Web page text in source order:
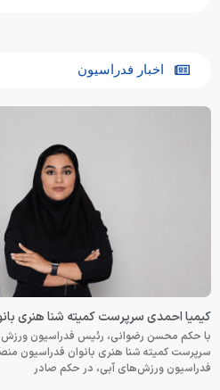
اخبار فدراسیون
کیمیا احمدی سرپرست کمیته شنا هنری
با حکم محسن رضوانی، رئیس فدراسیون
سرپرست کمیته شنا هنری بانوان فدراسیون
فدراسیون ورزش‌های آبی، در حکم صادر